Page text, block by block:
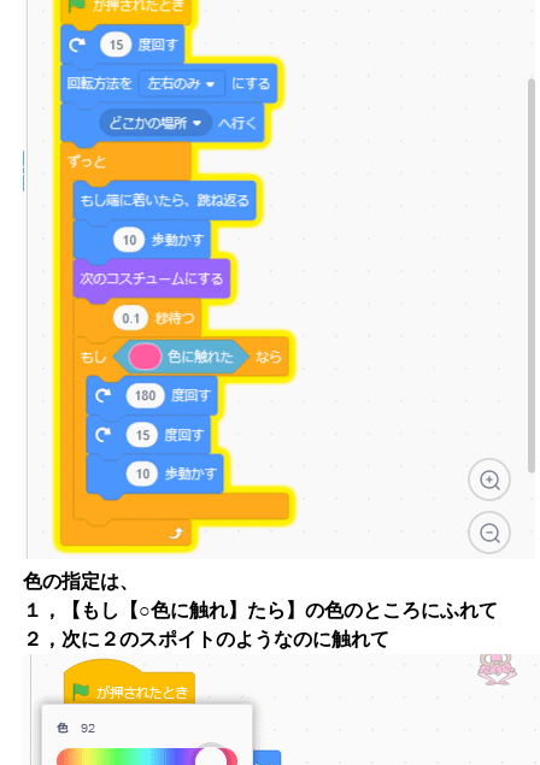
色の指定は、
１，【もし【○色に触れ】たら】の色のところにふれて
２，次に２のスポイトのようなのに触れて